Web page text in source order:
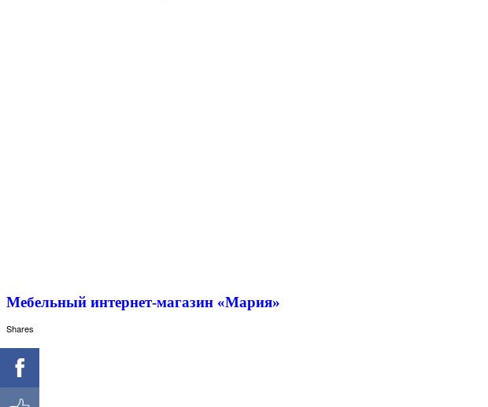
Мебельный интернет-магазин «Мария»
Shares